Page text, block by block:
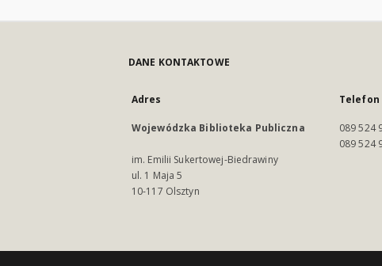
DANE KONTAKTOWE
Adres
Wojewódzka Biblioteka Publiczna
im. Emilii Sukertowej-Biedrawiny
ul. 1 Maja 5
10-117 Olsztyn
Telefon
089 524
089 524